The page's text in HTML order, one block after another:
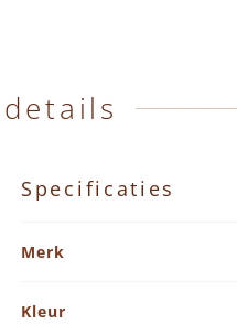
Specificaties
Merk
Kleur